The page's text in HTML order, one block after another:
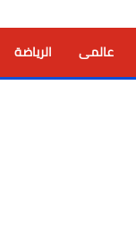
عالمى الرياضة